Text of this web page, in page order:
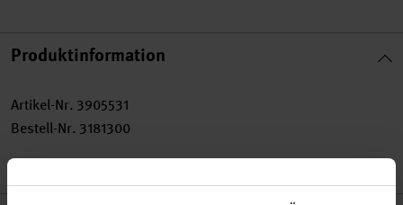
Produktinformation
Artikel-Nr. 3905531
Bestell-Nr. 3181300